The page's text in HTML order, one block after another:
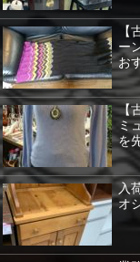
【
ー
お
【
ミ
を
入
オ